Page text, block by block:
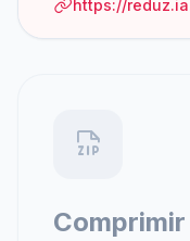
https://
Comprimir